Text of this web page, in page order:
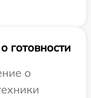
готовности
о